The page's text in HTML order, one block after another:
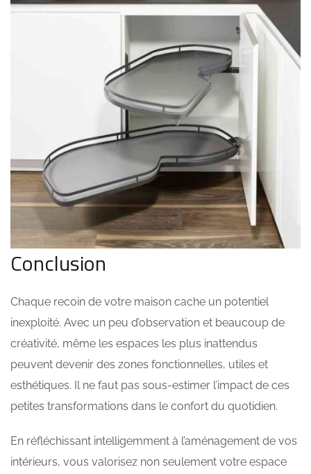
Conclusion
Chaque recoin de votre maison cache un potentiel
inexploité. Avec un peu d’observation et beaucoup de
créativité, même les espaces les plus inattendus
peuvent devenir des zones fonctionnelles, utiles et
esthétiques. Il ne faut pas sous-estimer l’impact de ces
petites transformations dans le confort du quotidien.
En réfléchissant intelligemment à l’aménagement de vos
intérieurs, vous valorisez non seulement votre espace